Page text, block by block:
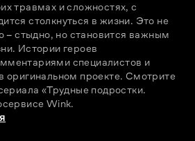
травмах и сложностях, с
столкнуться в жизни. Это не
– стыдно, но становится важным
Истории героев
специалистов и
оригинальном проекте. Смотрите
«Трудные подростки.
Wink.